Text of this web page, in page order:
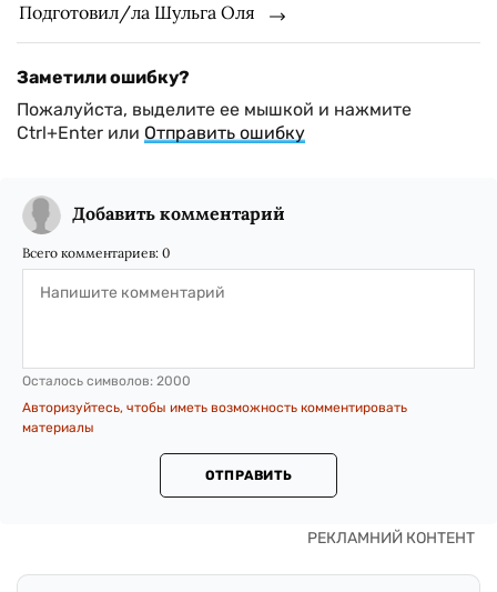
Подготовил/ла Шульга Оля
Заметили ошибку?
Пожалуйста, выделите ее мышкой и нажмите
Ctrl+Enter или Отправить ошибку
Добавить комментарий
Всего комментариев: 0
Осталось символов: 2000
Авторизуйтесь, чтобы иметь возможность комментировать
материалы
ОТПРАВИТЬ